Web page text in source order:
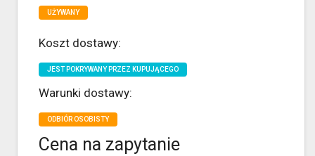
UŻYWANY
Koszt dostawy:
JEST POKRYWANY PRZEZ KUPUJĄCEGO
Warunki dostawy:
ODBIÓR OSOBISTY
Cena na zapytanie